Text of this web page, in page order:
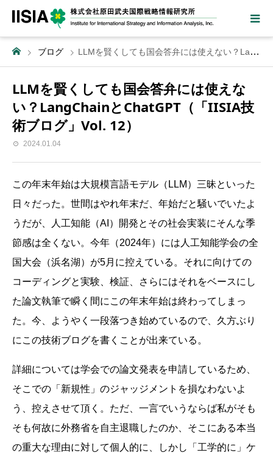
ブログ LLMを賢くしても国会答弁には使えない？LangChainとChatGPT（「IISIA技術ブログ」Vol. 12）
LLMを賢くしても国会答弁には使えな
い？LangChainとChatGPT（「IISIA技
術ブログ」Vol. 12）
2024.01.04
この年末年始は大規模言語モデル（LLM）三昧といった
日々だった。世間はやれ年末だ、年始だと騒いでいたよ
うだが、人工知能（AI）開発とその社会実装にそんな季
節感は全くない。今年（2024年）には人工知能学会の全
国大会（浜名湖）が5月に控えている。それに向けての
コーディングと実験、検証、さらにはそれをベースにし
た論文執筆で瞬く間にこの年末年始は終わってしまっ
た。今、ようやく一段落つき始めているので、久方ぶり
にこの技術ブログを書くことが出来ている。
詳細については学会での論文発表を申請しているため、
そこでの「新規性」のジャッジメントを損なわないよ
う、控えさせて頂く。ただ、一言でいうならば私がそも
そも何故に外務省を自主退職したのか、そこにある本当
の重大な理由に対して個人的に、しかし「工学的に」ケ